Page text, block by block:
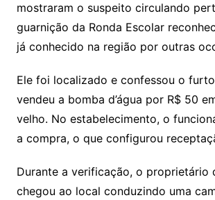
mostraram o suspeito circulando
guarnição da Ronda Escolar
já conhecido na região por outras
Ele foi localizado e confessou o
vendeu a bomba d’água por R$ 50
velho. No estabelecimento, o
a compra, o que configurou
Durante a verificação, o proprietário
chegou ao local conduzindo uma